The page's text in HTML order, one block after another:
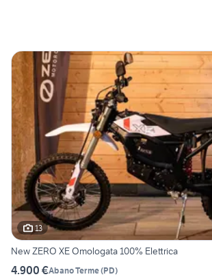
13
New ZERO XE Omologata 100% Elettrica
4.900 €Abano Terme(PD)